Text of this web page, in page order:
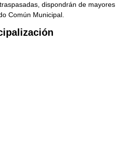
dispondrán de mayores
Común Municipal.